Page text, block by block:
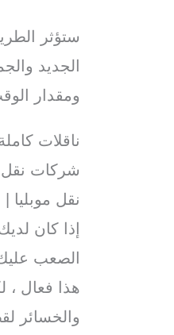
ستؤثر
الجديد
ومقدار
ناقلات
شركات نقل
نقل موبليا
إذا كان
الصعب
هذا فعال ،